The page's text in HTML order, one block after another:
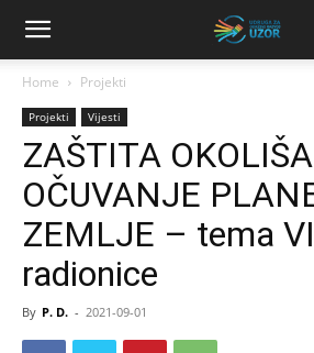
Home Projekti
Projekti Vijesti
ZAŠTITA
OČUVANJE
ZEMLJE – tema
radionice
By P. D. - 2021-09-01